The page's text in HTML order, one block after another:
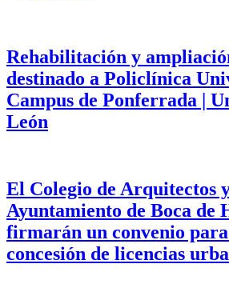
Rehabilitación y
destinado a Policlínica
Campus de Ponferrada |
León
El Colegio de Arquitectos
Ayuntamiento de Boca de
firmarán un convenio
concesión de licencias